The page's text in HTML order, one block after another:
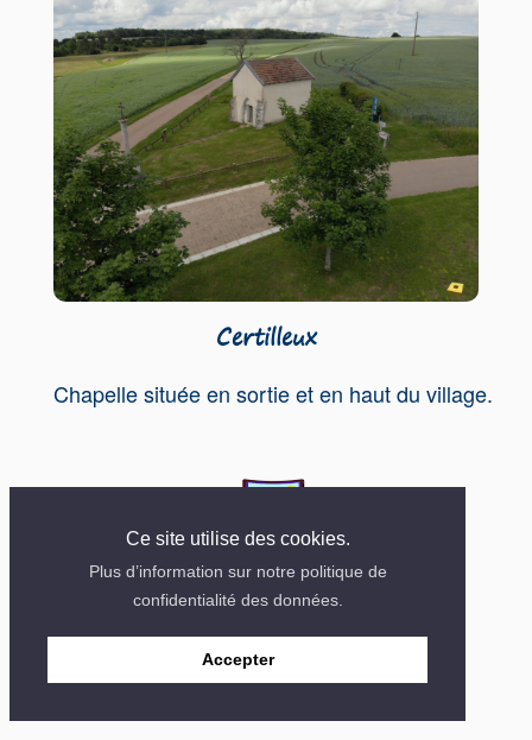
Ce site utilise des cookies.
Plus d’information sur notre politique de
confidentialité des données.
Accepter
Certilleux
Chapelle située en sortie et en haut du village.
Contact Mentions Site créé en 2018